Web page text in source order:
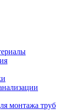
монтажа труб